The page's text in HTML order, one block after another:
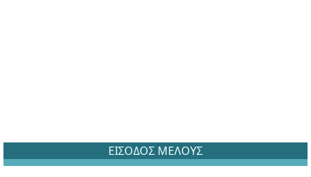
ΕΙΣΟΔΟΣ ΜΕΛΟΥΣ